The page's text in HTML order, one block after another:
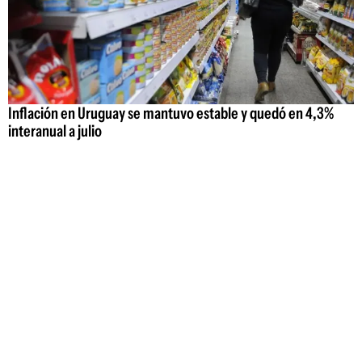
Inflación en Uruguay se mantuvo estable y quedó en 4,3%
interanual a julio